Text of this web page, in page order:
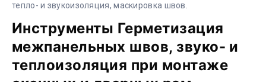
тепло- и звукоизоляция, маскировка швов.
Инструменты Герметизация
межпанельных швов, звуко- и
теплоизоляция при монтаже